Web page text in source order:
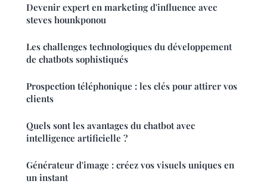
Devenir expert en marketing d'influence avec
steves hounkponou
Les challenges technologiques du développement
de chatbots sophistiqués
Prospection téléphonique : les clés pour attirer vos
clients
Quels sont les avantages du chatbot avec
intelligence artificielle ?
Générateur d'image : créez vos visuels uniques en
un instant